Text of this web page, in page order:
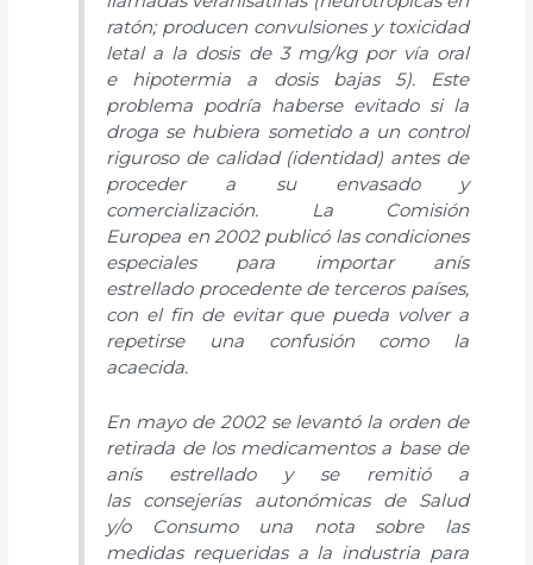
ratón; producen convulsiones y toxicidad
letal a la dosis de 3 mg/kg por vía oral
e hipotermia a dosis bajas 5). Este
problema podría haberse evitado si la
droga se hubiera sometido a un control
riguroso de calidad (identidad) antes de
proceder a su envasado y
comercialización. La Comisión
Europea en 2002 publicó las condiciones
especiales para importar anís
estrellado procedente de terceros países,
con el fin de evitar que pueda volver a
repetirse una confusión como la
acaecida.
En mayo de 2002 se levantó la orden de
retirada de los medicamentos a base de
anís estrellado y se remitió a
las consejerías autonómicas de Salud
y/o Consumo una nota sobre las
medidas requeridas a la industria para